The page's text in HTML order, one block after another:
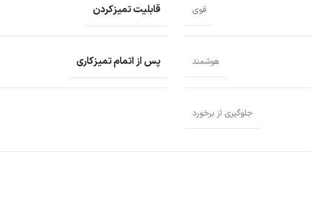
قوی قابلیت تمیزکردن
هوشمند پس از اتمام تمیزکاری
جلوگیری از برخورد